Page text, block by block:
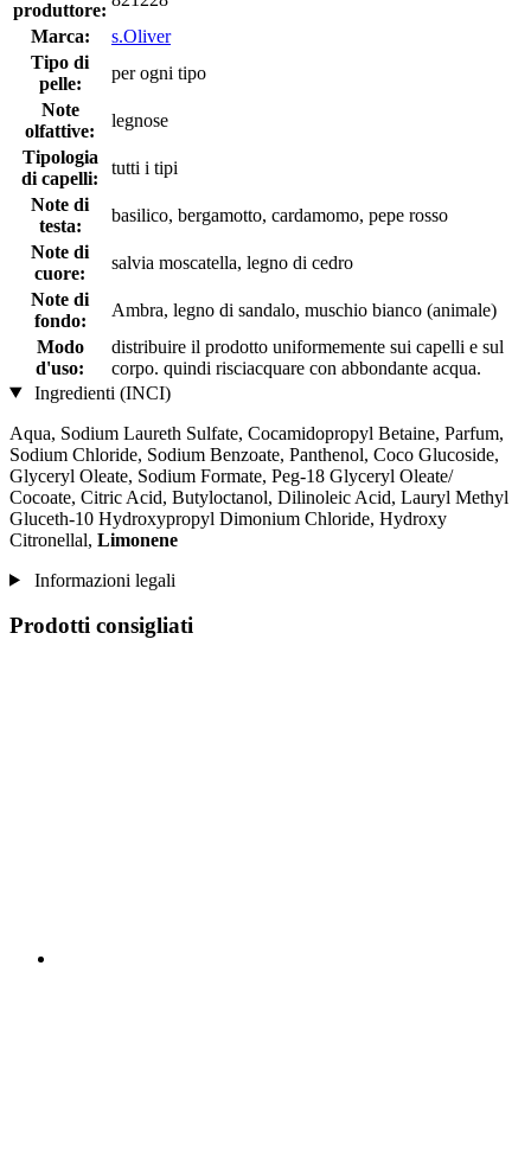
produttore:
Marca:
s.Oliver
Tipo di
pelle:
per ogni tipo
Note
olfattive:
legnose
Tipologia
di capelli:
tutti i tipi
Note di
testa:
basilico, bergamotto, cardamomo, pepe rosso
Note di
cuore:
salvia moscatella, legno di cedro
Note di
fondo:
Ambra, legno di sandalo, muschio bianco (animale)
Modo
d'uso:
distribuire il prodotto uniformemente sui capelli e sul
corpo. quindi risciacquare con abbondante acqua.
Ingredienti (INCI)
Aqua, Sodium Laureth Sulfate, Cocamidopropyl Betaine, Parfum,
Sodium Chloride, Sodium Benzoate, Panthenol, Coco Glucoside,
Glyceryl Oleate, Sodium Formate, Peg-18 Glyceryl Oleate/
Cocoate, Citric Acid, Butyloctanol, Dilinoleic Acid, Lauryl Methyl
Gluceth-10 Hydroxypropyl Dimonium Chloride, Hydroxy
Citronellal, Limonene
Informazioni legali
Prodotti consigliati